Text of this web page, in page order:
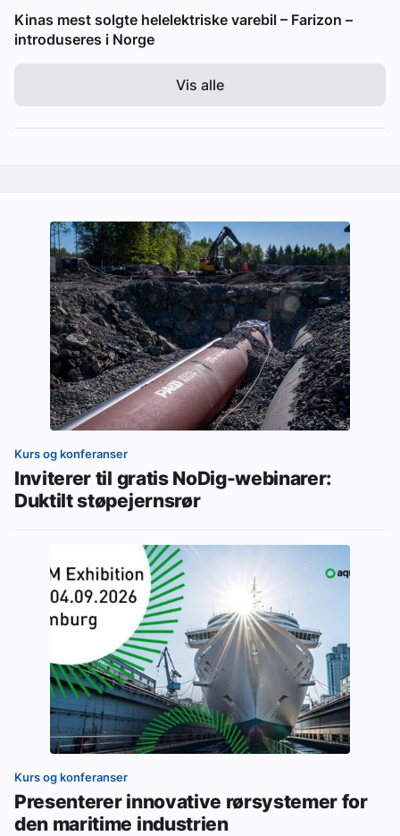
Kinas mest solgte helelektriske varebil – Farizon –
introduseres i Norge
Vis alle
Kurs og konferanser
Inviterer til gratis NoDig-webinarer:
Duktilt støpejernsrør
Kurs og konferanser
Presenterer innovative rørsystemer for
den maritime industrien